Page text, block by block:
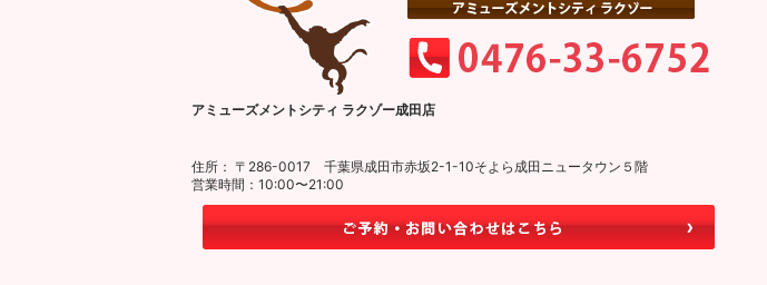
アミューズメントシティ ラクゾー成田店
住所： 〒286-0017 千葉県成田市赤坂2-1-10そよら成田ニュータウン５階
営業時間：10:00〜21:00